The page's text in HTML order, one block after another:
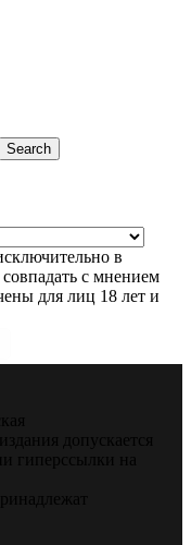
Search
в
с мнением
для лиц 18 лет и
допускается
гиперссылки на